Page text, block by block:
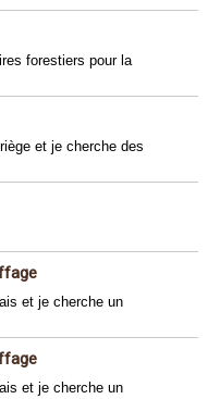
forestiers pour la
et je cherche des
et je cherche un
et je cherche un